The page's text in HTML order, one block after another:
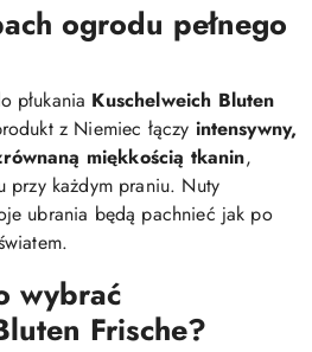
ogrodu pełnego
płukania Kuschelweich Bluten
z Niemiec łączy intensywny,
miękkością tkanin,
przy każdym praniu. Nuty
ubrania będą pachnieć jak po
wybrać
Frische?